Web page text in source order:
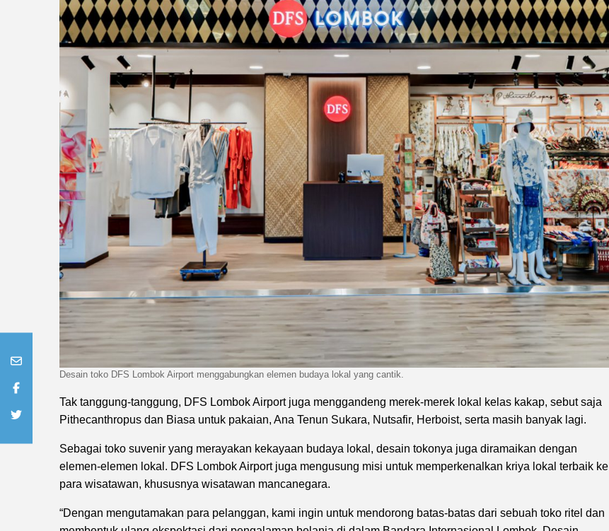
Desain toko DFS Lombok Airport menggabungkan elemen budaya lokal yang cantik.
Tak tanggung-tanggung, DFS Lombok Airport juga menggandeng merek-merek lokal kelas kakap, sebut saja
Pithecanthropus dan Biasa untuk pakaian, Ana Tenun Sukara, Nutsafir, Herboist, serta masih banyak lagi.
Sebagai toko suvenir yang merayakan kekayaan budaya lokal, desain tokonya juga diramaikan dengan
elemen-elemen lokal. DFS Lombok Airport juga mengusung misi untuk memperkenalkan kriya lokal terbaik ke
para wisatawan, khususnya wisatawan mancanegara.
“Dengan mengutamakan para pelanggan, kami ingin untuk mendorong batas-batas dari sebuah toko ritel dan